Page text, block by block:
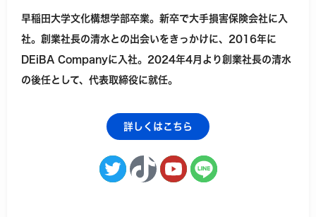
早稲田大学文化構想学部卒業。新卒で大手損害保険会社に入
社。 創業社長の清水との出会いをきっかけに、2016年に
DEiBA Companyに入社。2024年4月より創業社長の清水
の後任として、代表取締役に就任。
詳しくはこちら